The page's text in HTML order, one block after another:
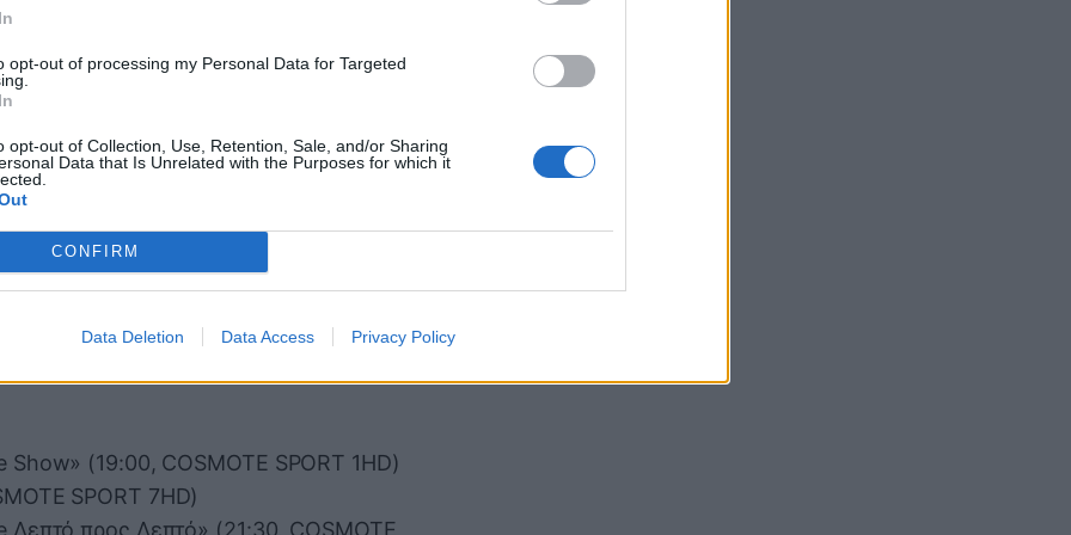
opt-out of processing my Personal Data for Targeted
opt-out of Collection, Use, Retention, Sale, and/or Sharing
Data that Is Unrelated with the Purposes for which it
CONFIRM
Data Deletion Data Access Privacy Policy
COSMOTE SPORT 7HD)
Show Pregame Λεβερκούζεν-
2HD)
προς Λεπτό» (21:50, COSMOTE
SPORT 2HD & 4K)
SPORT 3HD & START)
SPORT 5HD)
(Τετάρτη 25/2, 00:05, COSMOTE
(19:00, COSMOTE SPORT 1HD)
SPORT 7HD)
προς Λεπτό» (21:30, COSMOTE